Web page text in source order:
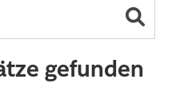
gefunden